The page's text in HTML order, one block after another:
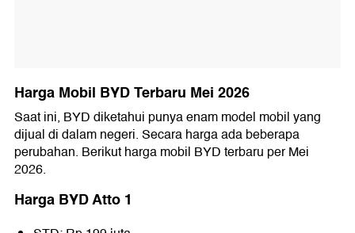
Harga Mobil BYD Terbaru Mei 2026
Saat ini, BYD diketahui punya enam model mobil yang
dijual di dalam negeri. Secara harga ada beberapa
perubahan. Berikut harga mobil BYD terbaru per Mei
2026.
Harga BYD Atto 1